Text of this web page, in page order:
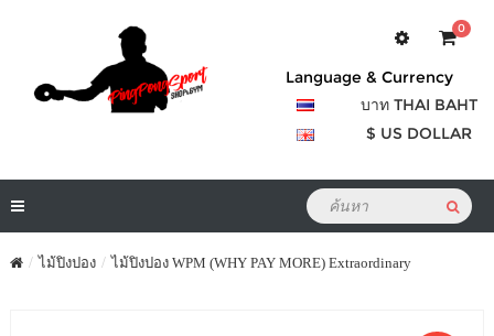
0
Language & Currency
บาท THAI BAHT
$ US DOLLAR
ไม้ปิงปอง ไม้ปิงปอง WPM (WHY PAY MORE) Extraordinary